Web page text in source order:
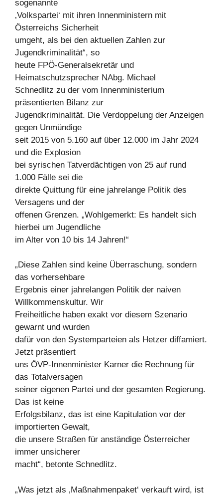
sogenannte
‚Volkspartei‘ mit ihren Innenministern mit
Österreichs Sicherheit
umgeht, als bei den aktuellen Zahlen zur
Jugendkriminalität“, so
heute FPÖ-Generalsekretär und
Heimatschutzsprecher NAbg. Michael
Schnedlitz zu der vom Innenministerium
präsentierten Bilanz zur
Jugendkriminalität. Die Verdoppelung der Anzeigen
gegen Unmündige
seit 2015 von 5.160 auf über 12.000 im Jahr 2024
und die Explosion
bei syrischen Tatverdächtigen von 25 auf rund
1.000 Fälle sei die
direkte Quittung für eine jahrelange Politik des
Versagens und der
offenen Grenzen. „Wohlgemerkt: Es handelt sich
hierbei um Jugendliche
im Alter von 10 bis 14 Jahren!“
„Diese Zahlen sind keine Überraschung, sondern
das vorhersehbare
Ergebnis einer jahrelangen Politik der naiven
Willkommenskultur. Wir
Freiheitliche haben exakt vor diesem Szenario
gewarnt und wurden
dafür von den Systemparteien als Hetzer diffamiert.
Jetzt präsentiert
uns ÖVP-Innenminister Karner die Rechnung für
das Totalversagen
seiner eigenen Partei und der gesamten Regierung.
Das ist keine
Erfolgsbilanz, das ist eine Kapitulation vor der
importierten Gewalt,
die unsere Straßen für anständige Österreicher
immer unsicherer
macht“, betonte Schnedlitz.
„Was jetzt als ‚Maßnahmenpaket‘ verkauft wird, ist